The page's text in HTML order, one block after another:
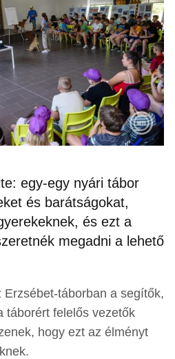
egy-egy nyári tábor
és barátságokat,
és ezt a
megadni a lehető
táborban a segítők,
táborért felelős vezetők
hogy ezt az élményt